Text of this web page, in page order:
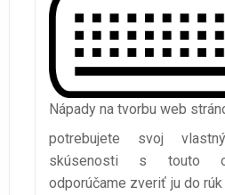
Nápady na tvorbu web
potrebujete svoj
skúsenosti s touto
odporúčame zveriť ju do